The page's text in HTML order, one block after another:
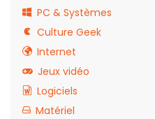
PC & Systèmes
Culture Geek
Internet
Jeux vidéo
Logiciels
Matériel